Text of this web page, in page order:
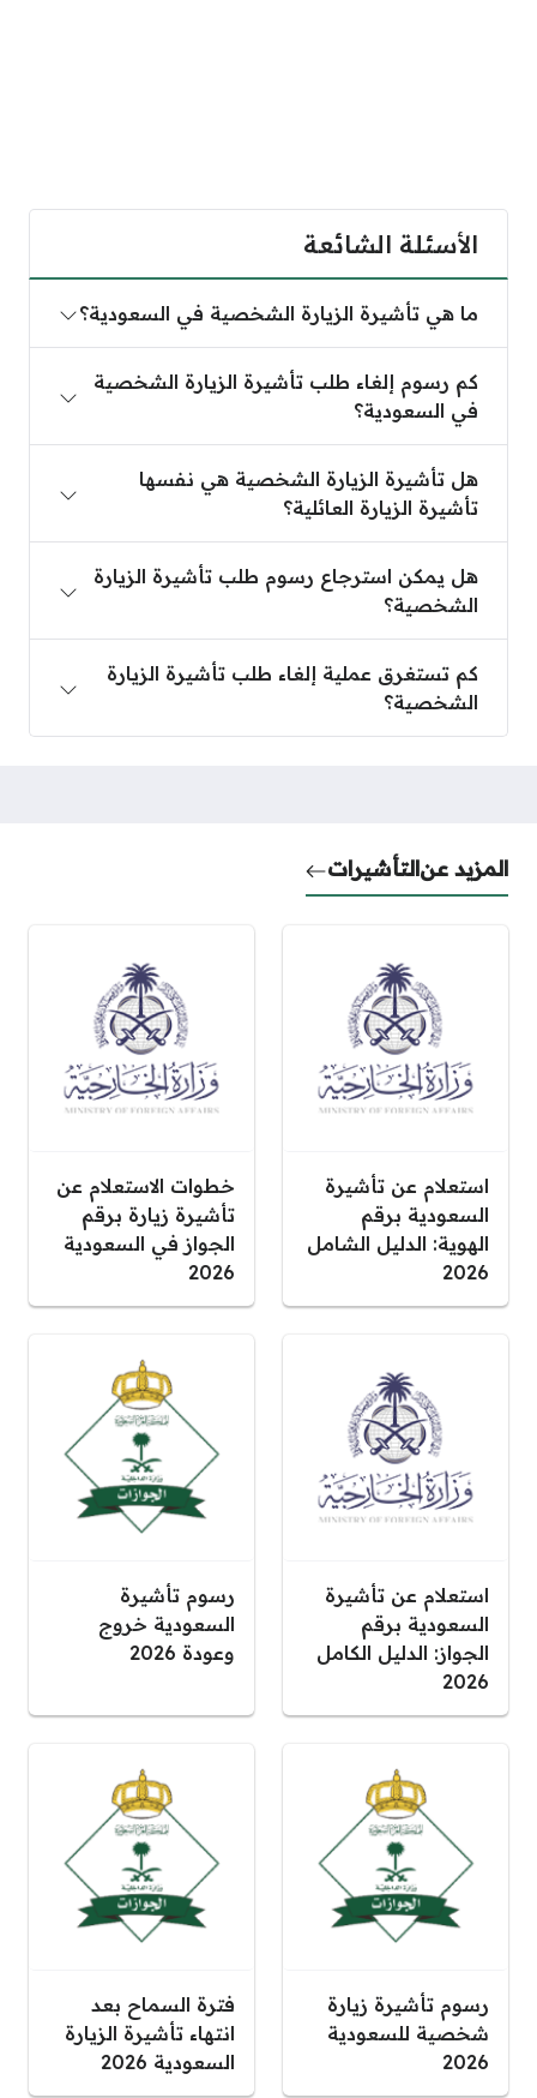
الأسئلة الشائعة
ما هي تأشيرة الزيارة الشخصية في السعودية؟
ما هي تأشيرة الزيارة الشخصية في السعودية؟
كم رسوم إلغاء طلب تأشيرة الزيارة الشخصية في
كم رسوم إلغاء طلب تأشيرة الزيارة الشخصية
في السعودية؟
هل تأشيرة الزيارة الشخصية هي نفسها تأشيرة الزيارة
هل تأشيرة الزيارة الشخصية هي نفسها
تأشيرة الزيارة العائلية؟
هل يمكن استرجاع رسوم طلب تأشيرة الزيارة
هل يمكن استرجاع رسوم طلب تأشيرة الزيارة
الشخصية؟
كم تستغرق عملية إلغاء طلب تأشيرة الزيارة
كم تستغرق عملية إلغاء طلب تأشيرة الزيارة
الشخصية؟
المزيد عنالتأشيرات
استعلام عن تأشيرة
السعودية برقم
الهوية: الدليل الشامل
2026
خطوات الاستعلام عن
تأشيرة زيارة برقم
الجواز في السعودية
2026
استعلام عن تأشيرة
السعودية برقم
الجواز: الدليل الكامل
2026
رسوم تأشيرة
السعودية خروج
وعودة 2026
رسوم تأشيرة زيارة
شخصية للسعودية
2026
فترة السماح بعد
انتهاء تأشيرة الزيارة
السعودية 2026